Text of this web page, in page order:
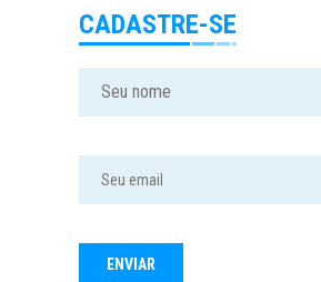
CADASTRE-SE